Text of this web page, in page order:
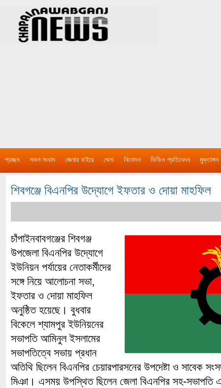
প্রচ্ছদ সকল সংবাদ জেলার বাইরে খেলা বিনোদন ভিডিও প্রতিবেদন মুক্তাঙ্গন
শিবগঞ্জে বিএনপির উদ্যোগে ইফতার ও দোয়া মাহফিল
চাঁপাইনবাবগঞ্জের শিবগঞ্জ
উপজেলা বিএনপির উদ্যোগে
ইউনিয়ন পর্যায়ের নেতাকর্মীদের
সঙ্গে নিয়ে আলোচনা সভা,
ইফতার ও দোয়া মাহফিল
অনুষ্ঠিত হয়েছে। বুধবার
বিকেলে শ্যামপুর ইউনিয়নের
সভাপতি আমিনুল ইসলামের
সভাপতিত্বে সভায় প্রধান
অতিথি ছিলেন বিএনপির চেয়ারপারসনের উপদেষ্টা ও সাবেক
মিঞা। এসময় উপস্থিত ছিলেন জেলা বিএনপির সহ-